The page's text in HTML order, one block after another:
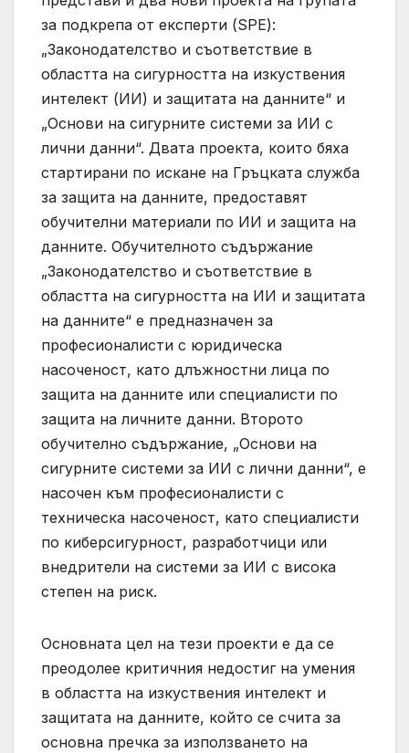
за подкрепа от експерти (SPE):
„Законодателство и съответствие в
областта на сигурността на изкуствения
интелект (ИИ) и защитата на данните“ и
„Основи на сигурните системи за ИИ с
лични данни“. Двата проекта, които бяха
стартирани по искане на Гръцката служба
за защита на данните, предоставят
обучителни материали по ИИ и защита на
данните. Обучителното съдържание
„Законодателство и съответствие в
областта на сигурността на ИИ и защитата
на данните“ е предназначен за
професионалисти с юридическа
насоченост, като длъжностни лица по
защита на данните или специалисти по
защита на личните данни. Второто
обучително съдържание, „Основи на
сигурните системи за ИИ с лични данни“, е
насочен към професионалисти с
техническа насоченост, като специалисти
по киберсигурност, разработчици или
внедрители на системи за ИИ с висока
степен на риск.
Основната цел на тези проекти е да се
преодолее критичния недостиг на умения
в областта на изкуствения интелект и
защитата на данните, който се счита за
основна пречка за използването на